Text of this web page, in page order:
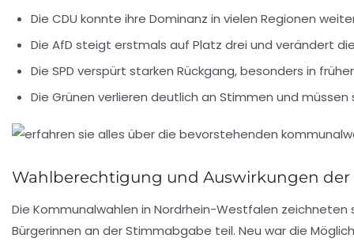
Die CDU konnte ihre Dominanz in vielen Regionen
Die AfD steigt erstmals auf Platz drei und verändert
Die SPD verspürt starken Rückgang, besonders in
Die Grünen verlieren deutlich an Stimmen und
Wahlberechtigung und Auswirkungen
Die Kommunalwahlen in Nordrhein-Westfalen
Bürgerinnen an der Stimmabgabe teil. Neu war die